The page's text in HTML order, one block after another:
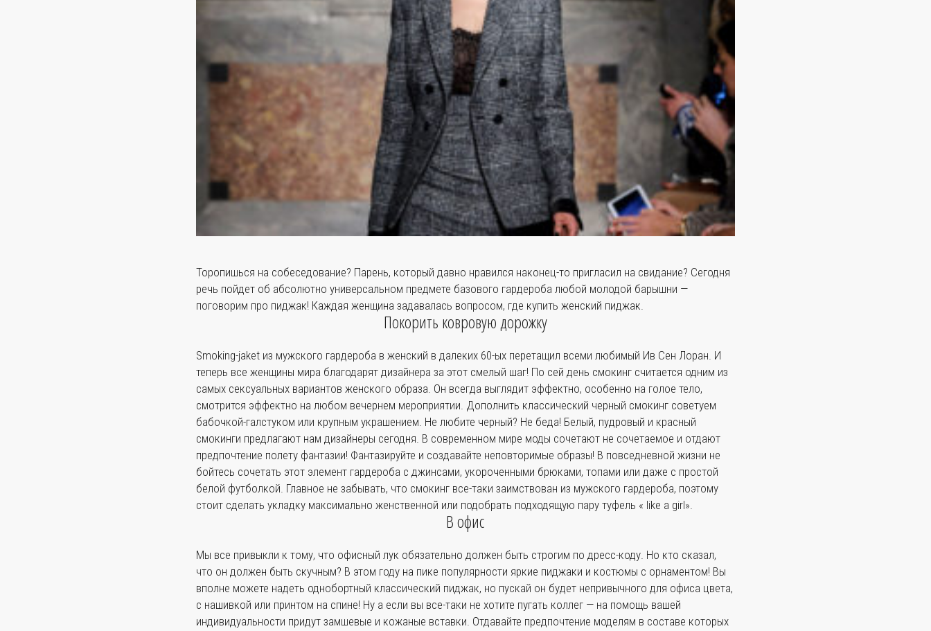
Торопишься на собеседование? Парень, который давно нравился наконец-то пригласил на свидание? Сегодня
речь пойдет об абсолютно универсальном предмете базового гардероба любой молодой барышни —
поговорим про пиджак! Каждая женщина задавалась вопросом, где купить женский пиджак.
Покорить ковровую дорожку
Smoking-jaket из мужского гардероба в женский в далеких 60-ых перетащил всеми любимый Ив Сен Лоран. И
теперь все женщины мира благодарят дизайнера за этот смелый шаг! По сей день смокинг считается одним из
самых сексуальных вариантов женского образа. Он всегда выглядит эффектно, особенно на голое тело,
смотрится эффектно на любом вечернем мероприятии. Дополнить классический черный смокинг советуем
бабочкой-галстуком или крупным украшением. Не любите черный? Не беда! Белый, пудровый и красный
смокинги предлагают нам дизайнеры сегодня. В современном мире моды сочетают не сочетаемое и отдают
предпочтение полету фантазии! Фантазируйте и создавайте неповторимые образы! В повседневной жизни не
бойтесь сочетать этот элемент гардероба с джинсами, укороченными брюками, топами или даже с простой
белой футболкой. Главное не забывать, что смокинг все-таки заимствован из мужского гардероба, поэтому
стоит сделать укладку максимально женственной или подобрать подходящую пару туфель « like a girl».
В офис
Мы все привыкли к тому, что офисный лук обязательно должен быть строгим по дресс-коду. Но кто сказал,
что он должен быть скучным? В этом году на пике популярности яркие пиджаки и костюмы с орнаментом! Вы
вполне можете надеть однобортный классический пиджак, но пускай он будет непривычного для офиса цвета,
с нашивкой или принтом на спине! Ну а если вы все-таки не хотите пугать коллег — на помощь вашей
индивидуальности придут замшевые и кожаные вставки. Отдавайте предпочтение моделям в составе которых